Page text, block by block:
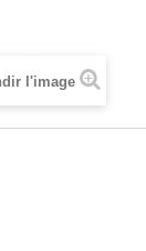
l'image